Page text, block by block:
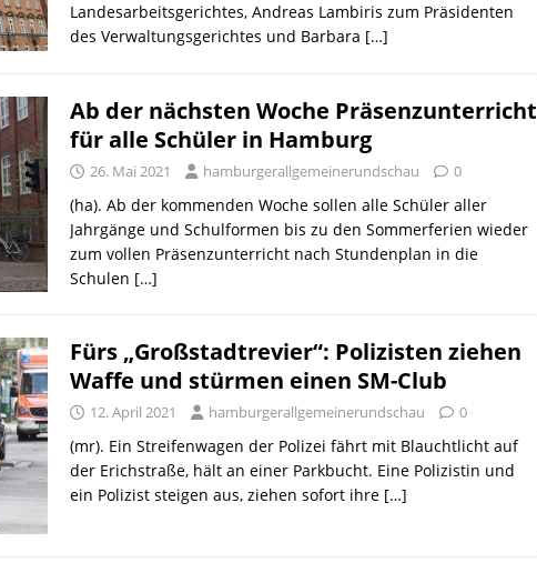
Landesarbeitsgerichtes, Andreas Lambiris zum Präsidenten
des Verwaltungsgerichtes und Barbara […]
Ab der nächsten Woche Präsenzunterricht
für alle Schüler in Hamburg
26. Mai 2021 hamburgerallgemeinerundschau 0
(ha). Ab der kommenden Woche sollen alle Schüler aller
Jahrgänge und Schulformen bis zu den Sommerferien wieder
zum vollen Präsenzunterricht nach Stundenplan in die
Schulen […]
Fürs „Großstadtrevier“: Polizisten ziehen
Waffe und stürmen einen SM-Club
12. April 2021 hamburgerallgemeinerundschau 0
(mr). Ein Streifenwagen der Polizei fährt mit Blauchtlicht auf
der Erichstraße, hält an einer Parkbucht. Eine Polizistin und
ein Polizist steigen aus, ziehen sofort ihre […]